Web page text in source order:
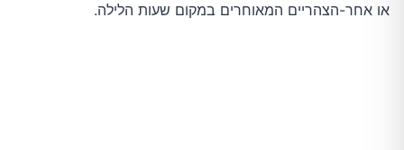
או אחר-הצהריים המאוחרים במקום שעות הלילה.